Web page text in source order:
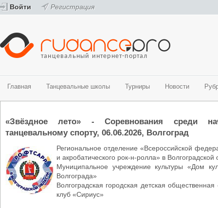
Войти Регистрация
танцевальный интернет-портал
Главная Танцевальные школы Турниры Новости
Спортивные бальные танцы
Belly Dance (Oriental)
Эстрадные танцы
Центры танцевального спорта
Творческие коллективы
График турниров ФТСАРР (спортивные бальные танцы)
Турниры ФТСАРР (спортивные бальные танцы)
Турниры ОРТО (современные танцевальные направления)
Танцевальные конкурсы и фестивали
Календарь мероприятий ОРТО Волгоградского региона на 2018-
направления)
Новости танцевального мира
Новости ProfiDance
История танца
Здоровье и спорт
За паркетом
Видео - спортивные бальные танцы
Видео - современные танцевальные направления
Фото - спортивные бальные танцы
Фото - современные танцевальные направления
«Звёздное лето» - Соревнования среди
танцевальному спорту, 06.06.2026, Волгоград
Региональное отделение «Всероссийской
и акробатического рок-н-ролла» в Волгоградской
Муниципальное учреждение культуры «Дом
Волгограда»
Волгоградская городская детская
клуб «Сириус»